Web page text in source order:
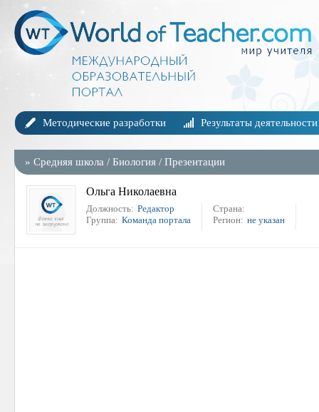
Методические разработки Результаты деятельности
» Средняя школа / Биология / Презентации
Ольга Николаевна
Должность: Редактор
Группа: Команда портала
Страна:
Регион: не указан